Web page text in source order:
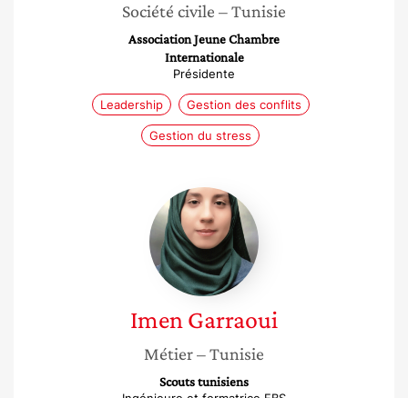
Société civile – Tunisie
Association Jeune Chambre
Internationale
Présidente
Leadership Gestion des conflits
Gestion du stress
Imen
Garraoui
Imen Garraoui
Métier– Tunisie
Scouts tunisiens